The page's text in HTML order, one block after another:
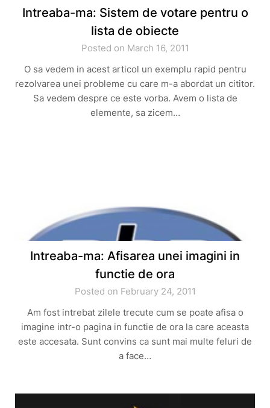
Intreaba-ma: Sistem de votare pentru o
lista de obiecte
Posted on March 16, 2011
O sa vedem in acest articol un exemplu rapid pentru
rezolvarea unei probleme cu care m-a abordat un cititor.
Sa vedem despre ce este vorba. Avem o lista de
elemente, sa zicem…
Intreaba-ma: Afisarea unei imagini in
functie de ora
Posted on February 24, 2011
Am fost intrebat zilele trecute cum se poate afisa o
imagine intr-o pagina in functie de ora la care aceasta
este accesata. Sunt convins ca sunt mai multe feluri de
a face…